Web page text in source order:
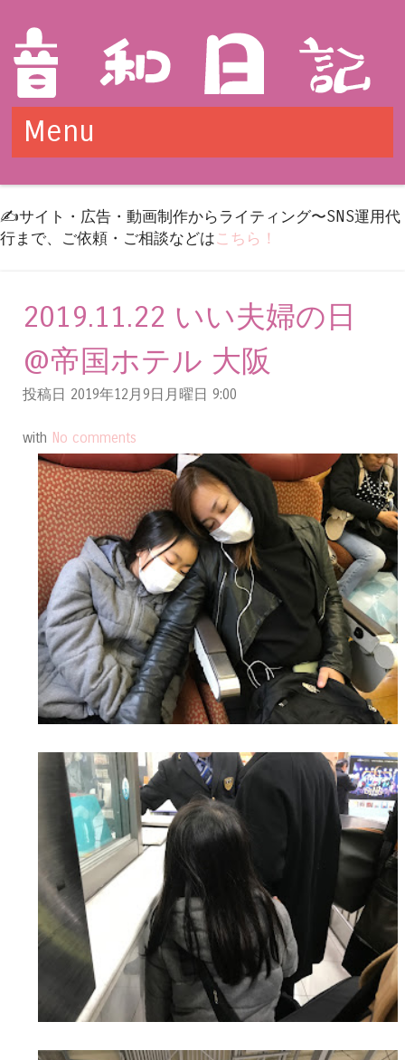
Menu
✍️サイト・広告・動画制作からライティング〜SNS運用代
行まで、ご依頼・ご相談などはこちら！
2019.11.22 いい夫婦の日
@帝国ホテル 大阪
投稿日 2019年12月9日月曜日 9:00
with No comments